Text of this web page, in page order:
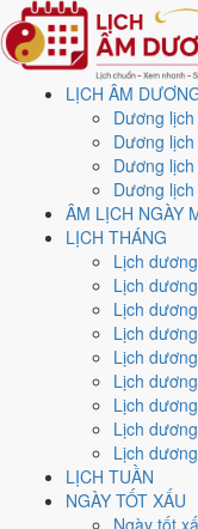
LỊCH ÂM
Dương
Dương
Dương
Dương
ÂM LỊCH NGÀY
LỊCH THÁNG
Lịch
Lịch
Lịch
Lịch
Lịch
Lịch
Lịch
Lịch
Lịch
LỊCH TUẦN
NGÀY TỐT XẤU
Ngày tốt
Trang chủ
Lịch năm 2028
Tháng 12/2028
Ngày 15/12/2028
Xem ngày
dương
lịch
Ngày 15/12/2028
, tức ngày Giáp Tuất-
Sơn Đầu Hỏa. Tổng
cho các việc
Thìn, Tỵ, Thân, Dậu, Hợi
Ngày Dương